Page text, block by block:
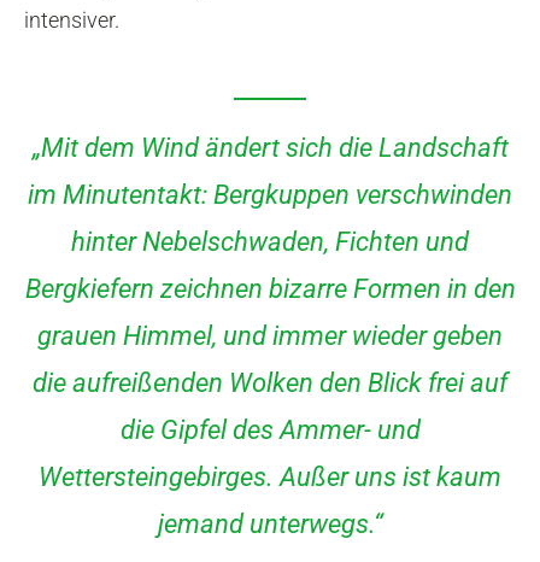
intensiver.
„Mit dem Wind ändert sich die Landschaft
im Minutentakt: Bergkuppen verschwinden
hinter Nebelschwaden, Fichten und
Bergkiefern zeichnen bizarre Formen in den
grauen Himmel, und immer wieder geben
die aufreißenden Wolken den Blick frei auf
die Gipfel des Ammer- und
Wettersteingebirges. Außer uns ist kaum
jemand unterwegs.“